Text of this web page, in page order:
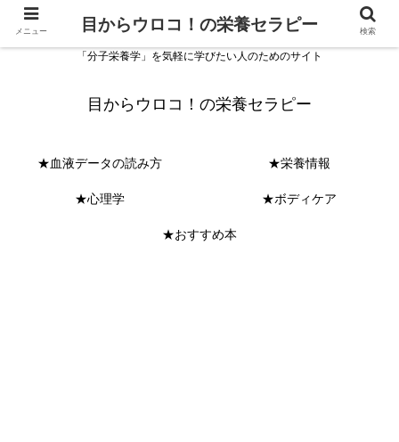
「分子栄養学」を気軽に学びたい人のためのサイト
目からウロコ！の栄養セラピー
★血液データの読み方 ★栄養情報
★心理学 ★ボディケア
★おすすめ本
メニュー 目からウロコ！の栄養セラピー 検索